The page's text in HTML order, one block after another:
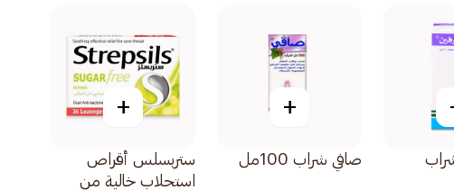
+
صافي شراب 100مل
+
ستربسلس أقراص
استحلاب خالية من